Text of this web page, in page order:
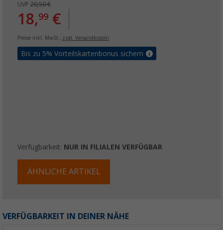
UVP 20,50 €
18,99 €
Preise inkl. MwSt., zzgl. Versandkosten
Bis zu 5% Vorteilskartenbonus sichern
Verfügbarkeit: NUR IN FILIALEN VERFÜGBAR
ÄHNLICHE ARTIKEL
VERFÜGBARKEIT IN DEINER NÄHE